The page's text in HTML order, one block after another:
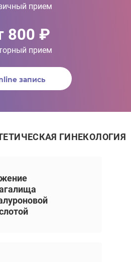
прием
800 ₽
прием
запись
ГИНЕКОЛОГИЯ
12 000 ₽